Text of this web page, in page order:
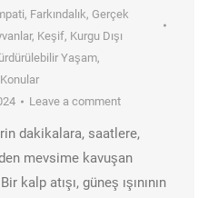
, Farkındalık, Gerçek
, Keşif, Kurgu Dışı
Yaşam,
Leave a comment
dakikalara, saatlere,
mevsime kavuşan
kalp atışı, güneş ışınının